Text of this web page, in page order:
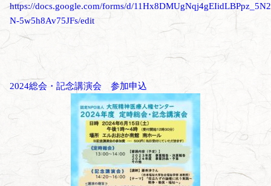
https://docs.google.com/forms/d/
N-5w5h8Av75JFs/edit
2024総会・記念講演会 参加申込